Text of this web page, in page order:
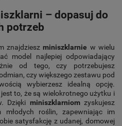
– dopasuj do
potrzeb
znajdzieszminiszklarnie w wielu
model najlepiej odpowiadający
od tego, czy potrzebujesz
czy większego zestawu pod
wybierzesz idealną opcję.
jest to, że są wielokrotnego użytku i
Dzięki miniszklarniomzyskujesz
młodych roślin, zapewniając im
satysfakcję z udanej, domowej